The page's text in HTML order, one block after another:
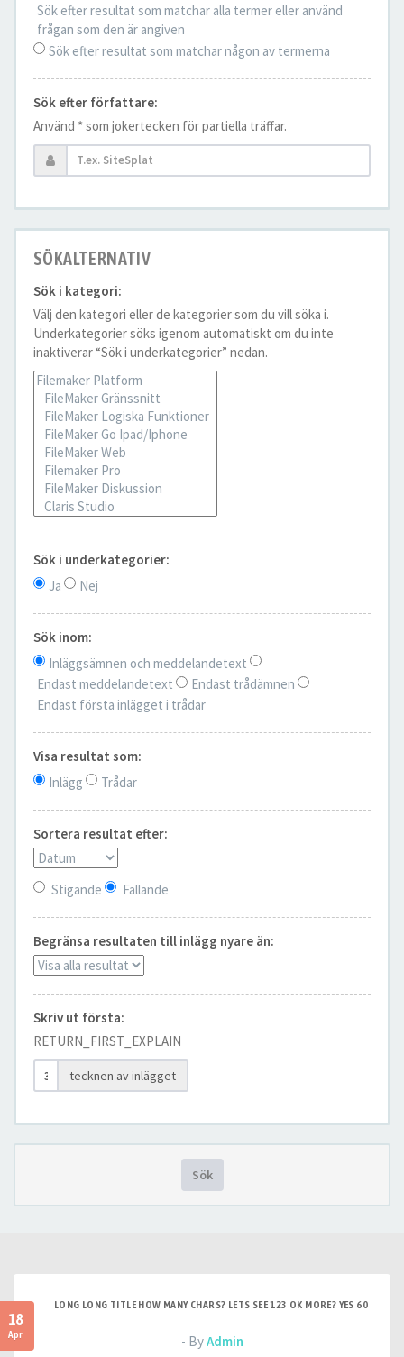
Sök efter resultat som matchar alla termer eller använd
frågan som den är angiven
Sök efter resultat som matchar någon av termerna
Sök efter författare:
Använd * som jokertecken för partiella träffar.
SÖKALTERNATIV
Sök i kategori:
Välj den kategori eller de kategorier som du vill söka i.
Underkategorier söks igenom automatiskt om du inte
inaktiverar “Sök i underkategorier” nedan.
Sök i underkategorier:
Ja
Nej
Sök inom:
Inläggsämnen och meddelandetext
Endast meddelandetext
Endast trådämnen
Endast första inlägget i trådar
Visa resultat som:
Inlägg
Trådar
Sortera resultat efter:
Stigande Fallande
Begränsa resultaten till inlägg nyare än:
Skriv ut första:
RETURN_FIRST_EXPLAIN
tecknen av inlägget
Sök
18
Apr
LONG LONG TITLE HOW MANY CHARS? LETS SEE 123 OK MORE? YES 60
- ByAdmin